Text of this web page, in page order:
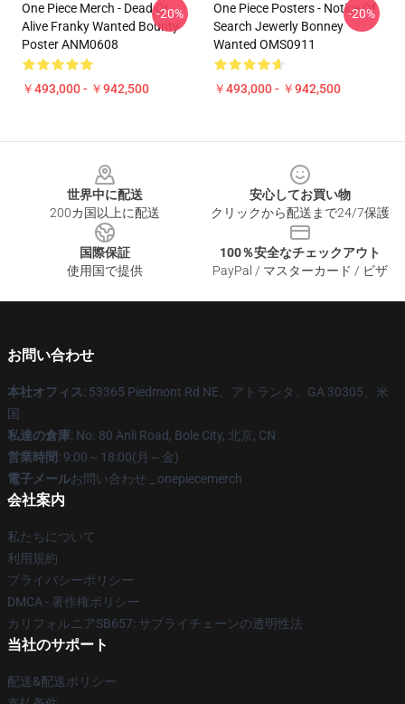
One Piece Merch - Dead Or
Alive Franky Wanted Bounty
Poster ANM0608
￥493,000 - ￥942,500
-20%
One Piece Posters - Notice Of
Search Jewerly Bonney
Wanted OMS0911
￥493,000 - ￥942,500
-20%
世界中に配送
200カ国以上に配送
安心してお買い物
クリックから配送まで24/7保護
国際保証
使用国で提供
100％安全なチェックアウト
PayPal / マスターカード / ビザ
お問い合わせ
本社オフィス: 53365 Piedmont Rd NE、アトランタ、GA 30305、米
国
私達の倉庫: No. 80 Anli Road, Bole City, 北京, CN
営業時間: 9:00～18:00(月～金)
電子メールお問い合わせ _ onepiecemerch
会社案内
私たちについて
利用規約
プライバシーポリシー
DMCA - 著作権ポリシー
カリフォルニアSB657: サプライチェーンの透明性法
当社のサポート
配送&配送ポリシー